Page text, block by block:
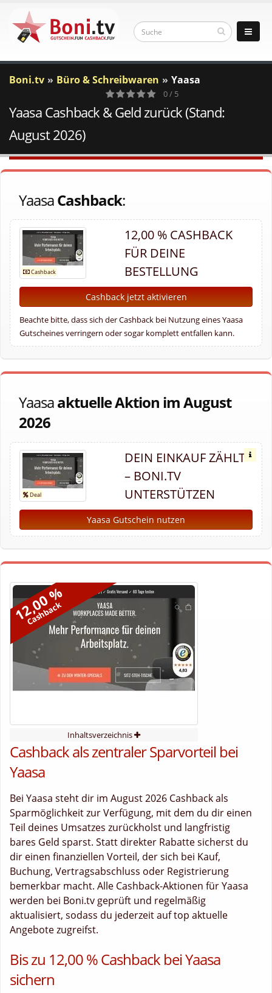
Boni.tv Büro & Schreibwaren Yaasa
0
Votes
0 / 5
Yaasa Cashback & Geld zurück (Stand:
August 2026)
YaasaCashback:
12,00 % CASHBACK
FÜR DEINE
BESTELLUNG
Cashback jetzt aktivieren
Beachte bitte, dass sich der Cashback bei Nutzung eines Yaasa
Gutscheines verringern oder sogar komplett entfallen kann.
Yaasaaktuelle Aktion im August
2026
DEIN EINKAUF ZÄHLT
– BONI.TV
UNTERSTÜTZEN
Yaasa Gutschein nutzen
12,00 %
Cashback
Inhaltsverzeichnis
Cashback als zentraler Sparvorteil bei
Yaasa
Bei Yaasa steht dir im August 2026 Cashback als
Sparmöglichkeit zur Verfügung, mit dem du dir einen
Teil deines Umsatzes zurückholst und langfristig
bares Geld sparst. Statt direkter Rabatte sicherst du
dir einen finanziellen Vorteil, der sich bei Kauf,
Buchung, Vertragsabschluss oder Registrierung
bemerkbar macht. Alle Cashback-Aktionen für Yaasa
werden bei Boni.tv geprüft und regelmäßig
aktualisiert, sodass du jederzeit auf top aktuelle
Angebote zugreifst.
Bis zu 12,00 % Cashback bei Yaasa
sichern